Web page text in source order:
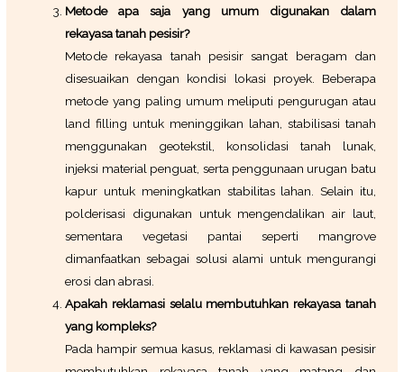
Metode apa saja yang umum digunakan dalam
rekayasa tanah pesisir?
Metode rekayasa tanah pesisir sangat beragam dan
disesuaikan dengan kondisi lokasi proyek. Beberapa
metode yang paling umum meliputi pengurugan atau
land filling untuk meninggikan lahan, stabilisasi tanah
menggunakan geotekstil, konsolidasi tanah lunak,
injeksi material penguat, serta penggunaan urugan batu
kapur untuk meningkatkan stabilitas lahan. Selain itu,
polderisasi digunakan untuk mengendalikan air laut,
sementara vegetasi pantai seperti mangrove
dimanfaatkan sebagai solusi alami untuk mengurangi
erosi dan abrasi.
Apakah reklamasi selalu membutuhkan rekayasa tanah
yang kompleks?
Pada hampir semua kasus, reklamasi di kawasan pesisir